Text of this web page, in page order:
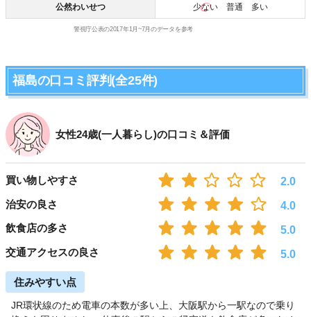
公然わいせつ 少ない普通 多い
警視庁公表の2017年1月~7月のデータを参考
福島の口コミ評判(全25件)
女性24歳(一人暮らし)の口コミ＆評価
買い物しやすさ
2.0
治安の良さ
4.0
飲食店の多さ
5.0
交通アクセスの良さ
5.0
住みやすい点
JR環状線のため電車の本数が多い上、大阪駅から一駅なので乗り